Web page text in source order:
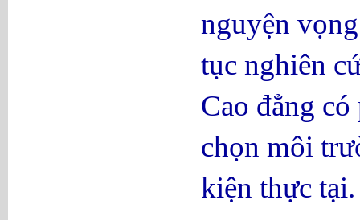
nguyện
tục nghiên
Cao đẳng
chọn môi
kiện thực tại.